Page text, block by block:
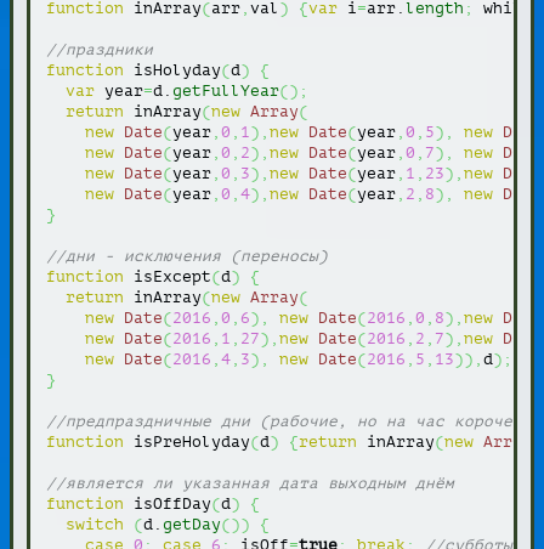
function inArray(arr, val ) {var i=arr. length ; while
//праздники
function isHolyday(d)
{
var year=d. getFullYear() ;
return inArray(new Array(
new
Date(year, 0 , 1) , new Date(year, 0 , 5) , new Date
new
Date(year, 0 , 2) , new Date(year, 0 , 7) , new Date
new
Date(year, 0 , 3) , new Date(year, 1 , 23) , new Date
new
Date(year, 0 , 4) , new Date(year, 2 , 8) , new Date
}
//дни - исключения (переносы)
function isExcept(d)
{
return inArray(new Array(
new
Date(2016 , 0 , 6) , new Date(2016 , 0 , 8) , new Date
new
Date(2016 , 1 , 27) , new Date(2016 , 2 , 7) , new Date
new
Date(2016 , 4, 3) , new Date(2016 , 5 , 13)) , d) ;
}
//предпраздничные дни (рабочие, но на час короче)
function isPreHolyday(d) {return inArray(new Array
//является ли указанная дата выходным днём
function isOffDay(d)
{
switch
(d. getDay())
{
case
0 : case 6 : isOff=true; break;
//субботы и